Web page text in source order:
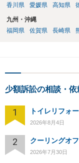
香川県
愛媛県 高知県
九州・沖縄
福岡県
佐賀県 長崎県
少額訴訟の相談・
1 トイレリフォ
2026年8月4日
2
2026年7月30日